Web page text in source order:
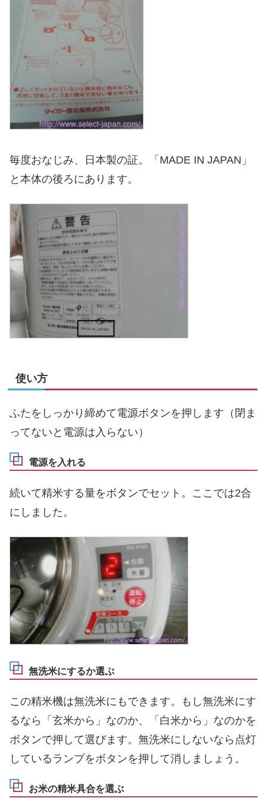
毎度おなじみ、日本製の証。「MADE IN JAPAN」
と本体の後ろにあります。
使い方
ふたをしっかり締めて電源ボタンを押します（閉ま
ってないと電源は入らない）
電源を入れる
続いて精米する量をボタンでセット。ここでは2合
にしました。
無洗米にするか選ぶ
この精米機は無洗米にもできます。もし無洗米にす
るなら「玄米から」なのか、「白米から」なのかを
ボタンで押して選びます。無洗米にしないなら点灯
しているランプをボタンを押して消しましょう。
お米の精米具合を選ぶ